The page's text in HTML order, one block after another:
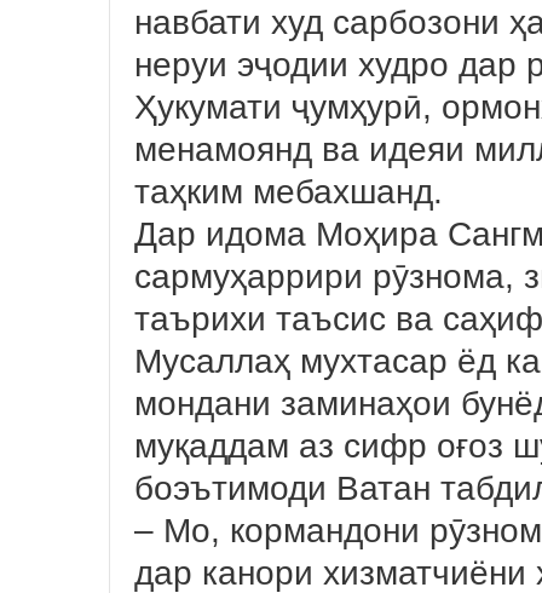
навбати худ сарбозони
неруи эҷодии худро дар
Ҳукумати ҷумҳурӣ,
менамоянд ва идеяи
таҳким мебахшанд.
Дар идома Моҳира
сармуҳаррири рӯзнома,
таърихи таъсис ва
Мусаллаҳ мухтасар ёд
мондани заминаҳои
муқаддам аз сифр оғоз
боэътимоди Ватан
– Мо, кормандони
дар канори